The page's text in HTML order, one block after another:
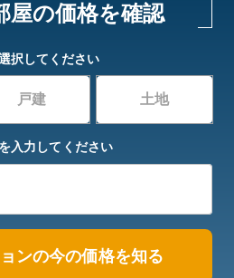
屋の価格を確認
択してください
戸建 土地
入力してください
ンの今の価格を知る